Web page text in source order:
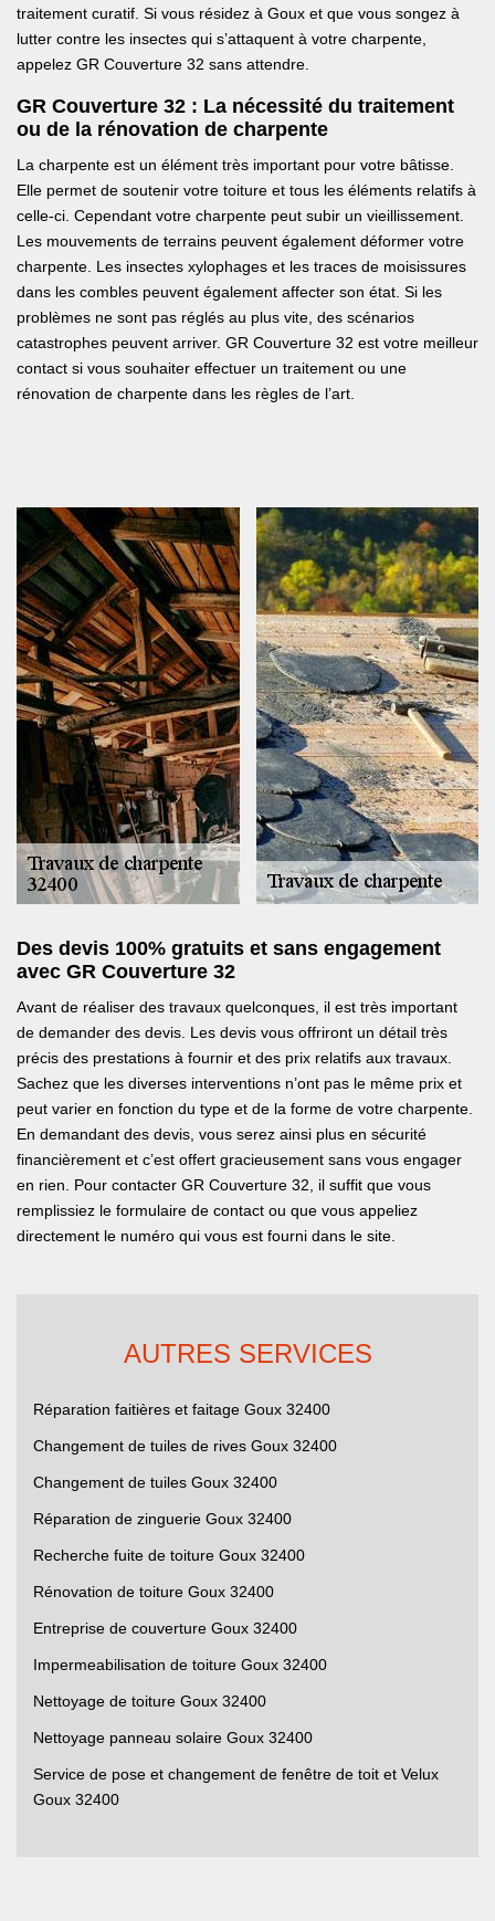
traitement curatif. Si vous résidez à Goux et que vous songez à
lutter contre les insectes qui s’attaquent à votre charpente,
appelez GR Couverture 32 sans attendre.
GR Couverture 32 : La nécessité du traitement
ou de la rénovation de charpente
La charpente est un élément très important pour votre bâtisse.
Elle permet de soutenir votre toiture et tous les éléments relatifs à
celle-ci. Cependant votre charpente peut subir un vieillissement.
Les mouvements de terrains peuvent également déformer votre
charpente. Les insectes xylophages et les traces de moisissures
dans les combles peuvent également affecter son état. Si les
problèmes ne sont pas réglés au plus vite, des scénarios
catastrophes peuvent arriver. GR Couverture 32 est votre meilleur
contact si vous souhaiter effectuer un traitement ou une
rénovation de charpente dans les règles de l’art.
Des devis 100% gratuits et sans engagement
avec GR Couverture 32
Avant de réaliser des travaux quelconques, il est très important
de demander des devis. Les devis vous offriront un détail très
précis des prestations à fournir et des prix relatifs aux travaux.
Sachez que les diverses interventions n’ont pas le même prix et
peut varier en fonction du type et de la forme de votre charpente.
En demandant des devis, vous serez ainsi plus en sécurité
financièrement et c’est offert gracieusement sans vous engager
en rien. Pour contacter GR Couverture 32, il suffit que vous
remplissiez le formulaire de contact ou que vous appeliez
directement le numéro qui vous est fourni dans le site.
AUTRES SERVICES
Réparation faitières et faitage Goux 32400
Changement de tuiles de rives Goux 32400
Changement de tuiles Goux 32400
Réparation de zinguerie Goux 32400
Recherche fuite de toiture Goux 32400
Rénovation de toiture Goux 32400
Entreprise de couverture Goux 32400
Impermeabilisation de toiture Goux 32400
Nettoyage de toiture Goux 32400
Nettoyage panneau solaire Goux 32400
Service de pose et changement de fenêtre de toit et Velux
Goux 32400